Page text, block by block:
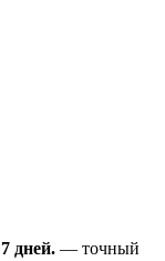
дней. — точный